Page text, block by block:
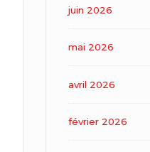
juin 2026
mai 2026
avril 2026
février 2026